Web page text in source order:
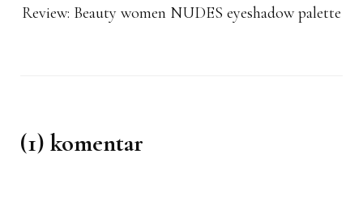
Review: Beauty women NUDES eyeshadow palette
(1) komentar